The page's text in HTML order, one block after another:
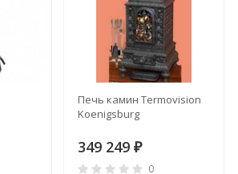
Печь камин Termovision
Koenigsburg
349 249 ₽
0